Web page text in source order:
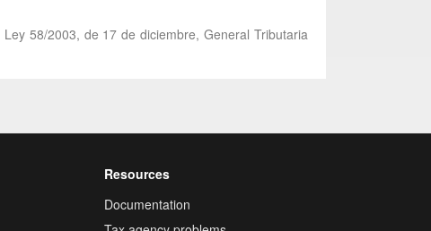
58/2003, de 17 de diciembre, General Tributaria
Resources
Documentation